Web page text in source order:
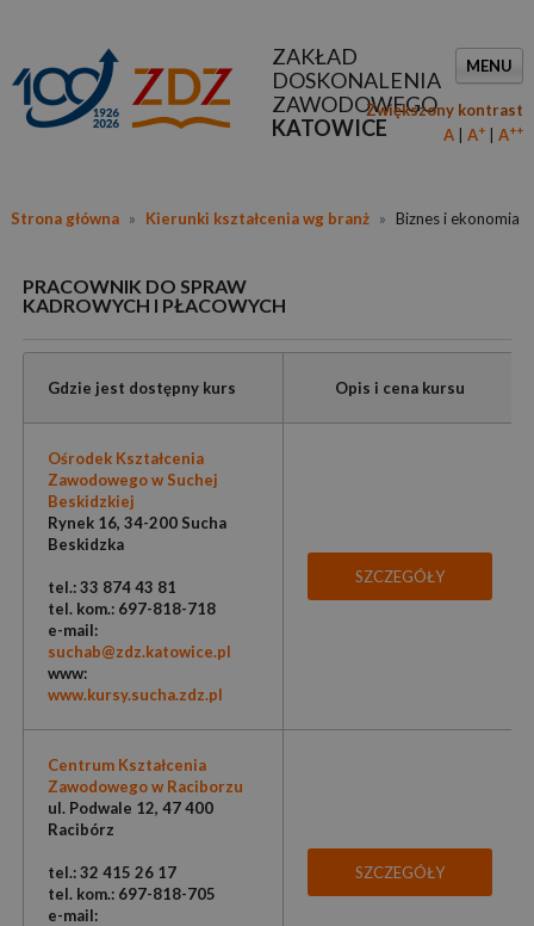
ZAKŁAD
DOSKONALENIA
ZAWODOWEGO
KATOWICE
MENU
Zwiększony kontrast
A
A+ A++
Strona główna » Kierunki kształcenia wg branż » Biznes i ekonomia
PRACOWNIK DO SPRAW
KADROWYCH I PŁACOWYCH
Gdzie jest dostępny kurs Opis i cena kursu
Ośrodek Kształcenia
Zawodowego w Suchej
Beskidzkiej
Rynek 16, 34-200 Sucha
Beskidzka
tel.: 33 874 43 81
tel. kom.: 697-818-718
e-mail:
suchab@zdz.katowice.pl
www:
www.kursy.sucha.zdz.pl
SZCZEGÓŁY
Centrum Kształcenia
Zawodowego w Raciborzu
ul. Podwale 12, 47 400
Racibórz
tel.: 32 415 26 17
tel. kom.: 697-818-705
e-mail:
SZCZEGÓŁY